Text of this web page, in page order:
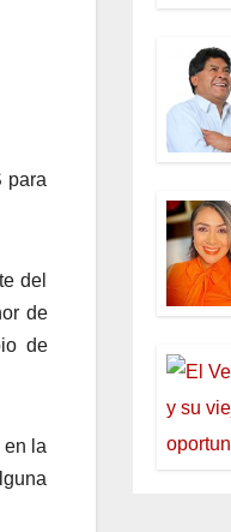
para
del
de
de
en la